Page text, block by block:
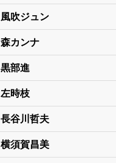
風吹ジュン
森カンナ
黒部進
左時枝
長谷川哲夫
横須賀昌美